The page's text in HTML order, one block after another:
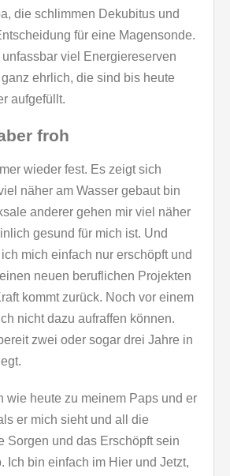
die schlimmen Dekubitus und
für eine Magensonde.
viel Energiereserven
ehrlich, die sind bis heute
aufgefüllt.
froh
wieder fest. Es zeigt sich
näher am Wasser gebaut bin
anderer gehen mir viel näher
gesund für mich ist. Und
mich einfach nur erschöpft und
neuen beruflichen Projekten
kommt zurück. Noch vor einem
nicht dazu aufraffen können.
zwei oder sogar drei Jahre in
wie heute zu meinem Paps und er
er mich sieht und all die
Sorgen und das Erschöpft sein
Ich bin einfach im Hier und Jetzt,